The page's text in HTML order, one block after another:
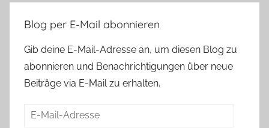
Blog per E-Mail abonnieren
Gib deine E-Mail-Adresse an, um diesen Blog zu
abonnieren und Benachrichtigungen über neue
Beiträge via E-Mail zu erhalten.
E-